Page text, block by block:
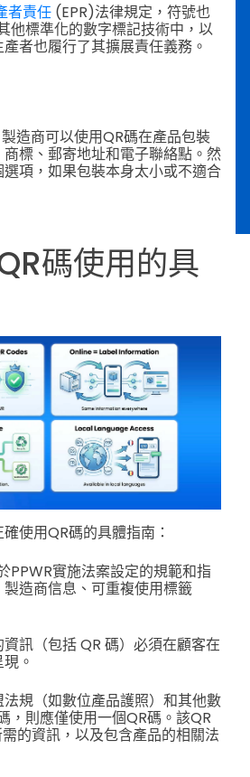
者責任 (EPR)法律規定，符號也
他標準化的數字標記技術中，以
者也履行了其擴展責任義務。
造商可以使用QR碼在產品包裝
標、郵寄地址和電子聯絡點。然
項，如果包裝本身太小或不適合
碼使用的具
使用QR碼的具體指南：
PPWR實施法案設定的規範和指
造商信息、可重複使用標籤
訊（包括 QR 碼）必須在顧客在
。
規（如數位產品護照）和其他數
，則應僅使用一個QR碼。該QR
的資訊，以及包含產品的相關法